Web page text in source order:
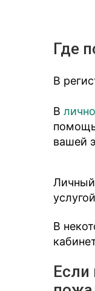
Где
В
В
вашей
Личный
В
Если